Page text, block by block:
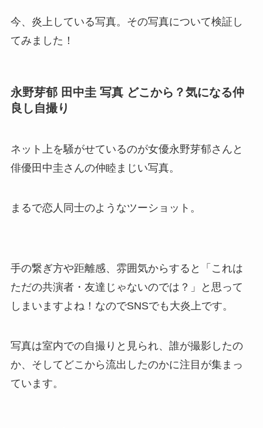
今、炎上している写真。その写真について検証し
てみました！
永野芽郁 田中圭 写真 どこから？気になる仲
良し自撮り
ネット上を騒がせているのが女優永野芽郁さんと
俳優田中圭さんの仲睦まじい写真。
まるで恋人同士のようなツーショット。
手の繋ぎ方や距離感、雰囲気からすると「これは
ただの共演者・友達じゃないのでは？」と思って
しまいますよね！なのでSNSでも大炎上です。
写真は室内での自撮りと見られ、誰が撮影したの
か、そしてどこから流出したのかに注目が集まっ
ています。